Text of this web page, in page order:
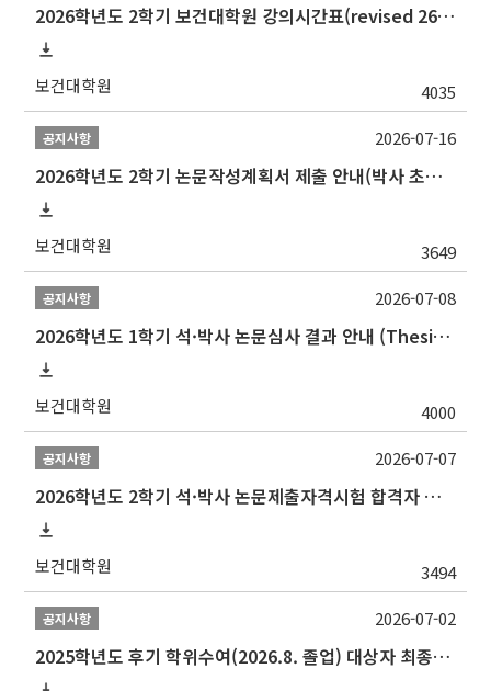
2026학년도 2학기 보건대학원 강의시간표(revised 260803)(2026 2nd SEMESTER SNU GSPH TIMETABLE)
보건대학원 4035
공지사항
2026학년도 2학기 논문작성계획서 제출 안내(박사 초심 일정 포함)_Thesis Proposal
보건대학원 3649
2026-07-16
공지사항
2026학년도 1학기 석·박사 논문심사 결과 안내 (Thesis Defense Result)
보건대학원 4000
2026-07-08
공지사항
2026학년도 2학기 석·박사 논문제출자격시험 합격자 공고(TSQ Exam Result)
보건대학원 3494
2026-07-07
공지사항
2025학년도 후기 학위수여(2026.8. 졸업) 대상자 최종인준 논문 제출 안내
2026-07-02